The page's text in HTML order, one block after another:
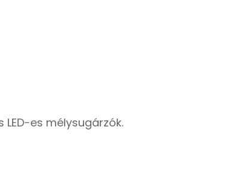
LED-es mélysugárzók.